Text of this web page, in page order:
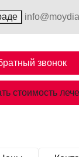
звонок
стоимость